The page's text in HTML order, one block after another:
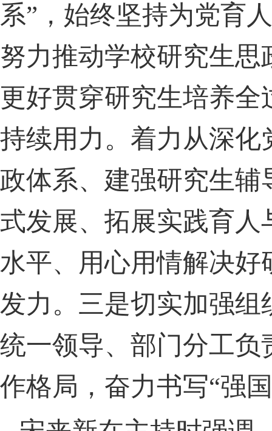
系”，始终坚持为党育
努力推动学校研究生
更好贯穿研究生培养全
持续用力。着力从深
政体系、建强研究生
式发展、拓展实践育
水平、用心用情解决
发力。三是切实加强
统一领导、部门分工
作格局，奋力书写“强